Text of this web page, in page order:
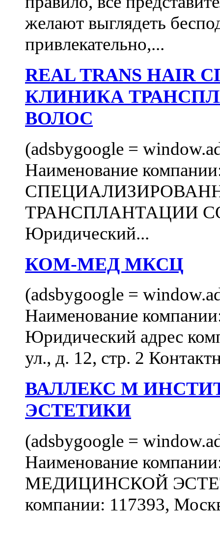
желают выглядеть
привлекательно,...
REAL TRANS
КЛИНИКА
ВОЛОС
(adsbygoogle =
Наименование
ТРАНСПЛАНТАЦИИ
Юридический...
КОМ-МЕД МКСЦ
(adsbygoogle =
Наименование
Юридический адрес
ул., д. 12, стр. 2
ВАЛЛЕКС М
ЭСТЕТИКИ
(adsbygoogle =
Наименование
МЕДИЦИНСКОЙ
компании: 117393,